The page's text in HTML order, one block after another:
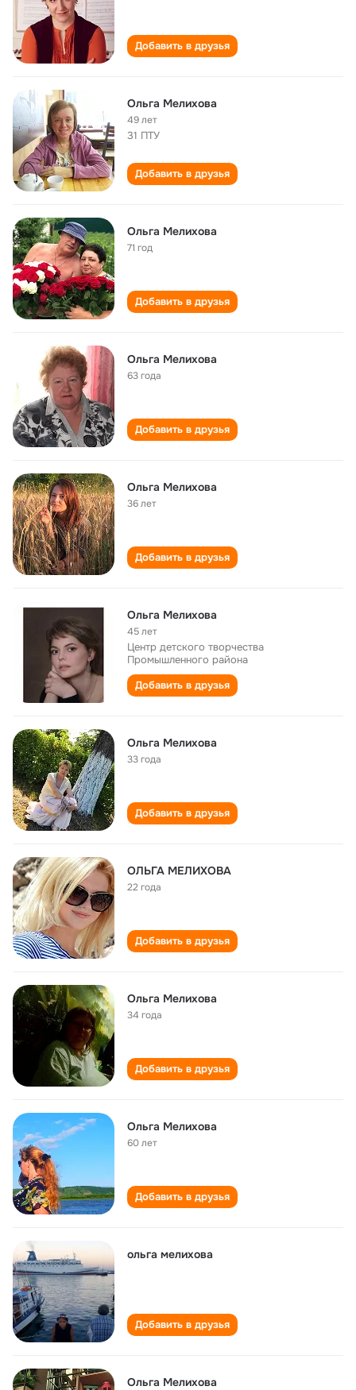
Добавить в друзья
Ольга Мелихова
49 лет
31 ПТУ
Добавить в друзья
Ольга Мелихова
71 год
Добавить в друзья
Ольга Мелихова
63 года
Добавить в друзья
Ольга Мелихова
36 лет
Добавить в друзья
Ольга Мелихова
45 лет
Центр детского творчества
Промышленного района
Добавить в друзья
Ольга Мелихова
33 года
Добавить в друзья
ОЛЬГА МЕЛИХОВА
22 года
Добавить в друзья
Ольга Мелихова
34 года
Добавить в друзья
Ольга Мелихова
60 лет
Добавить в друзья
ольга мелихова
Добавить в друзья
Ольга Мелихова